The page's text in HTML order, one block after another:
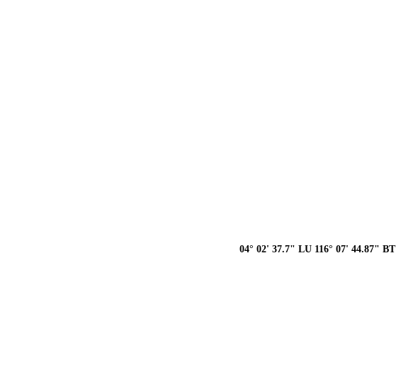
04° 02' 37.7" LU 116° 07' 44.87" BT